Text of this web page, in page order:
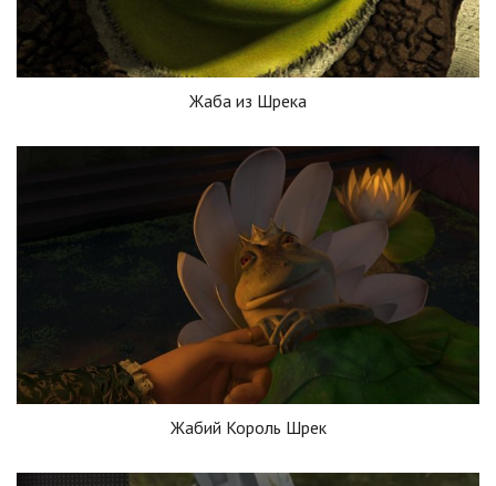
Жаба из Шрека
Жабий Король Шрек